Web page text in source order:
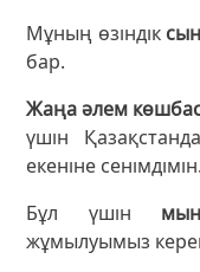
Мұның өзіндік
бар.
Жаңа әлем
үшін
екеніне сенімдімін.
Бұл үшін
жұмылуымыз